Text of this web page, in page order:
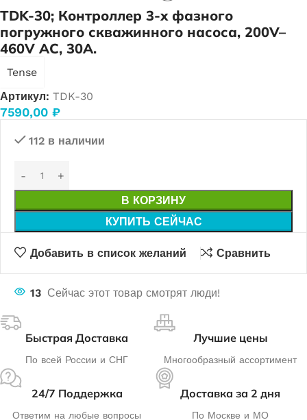
TDK-30; Контроллер 3-х фазного
погружного скважинного насоса, 200V–
460V AC, 30A.
Tense
Артикул: TDK-30
7590,00 ₽
112 в наличии
В КОРЗИНУ
КУПИТЬ СЕЙЧАС
Добавить в список желаний Сравнить
13 Сейчас этот товар смотрят люди!
Быстрая Доставка
По всей России и СНГ
Лучшие цены
Многообразный ассортимент
24/7 Поддержка
Ответим на любые вопросы
Доставка за 2 дня
По Москве и МО